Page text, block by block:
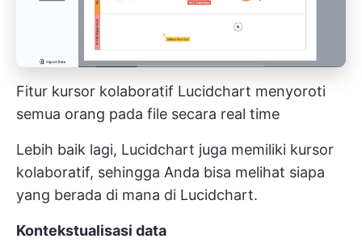
Fitur kursor kolaboratif Lucidchart menyoroti
semua orang pada file secara real time
Lebih baik lagi, Lucidchart juga memiliki kursor
kolaboratif, sehingga Anda bisa melihat siapa
yang berada di mana di Lucidchart.
Kontekstualisasi data